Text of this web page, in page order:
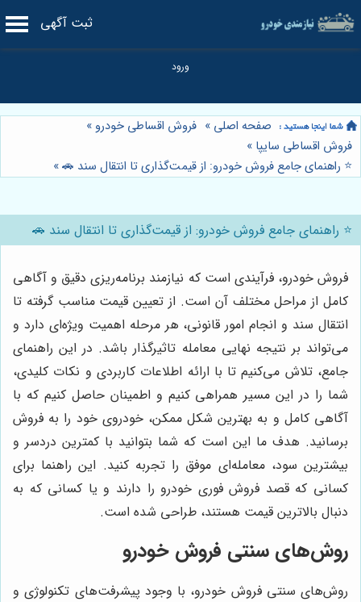
ثبت آگهی
صفحه اصلی » فروش اقساطی خودرو »
فروش اقساطی سایپا »
⭐️ راهنمای جامع فروش خودرو: از قیمت‌گذاری تا انتقال سند 🚗»
⭐️ راهنمای جامع فروش خودرو: از قیمت‌گذاری تا انتقال سند 🚗
فروش خودرو، فرآیندی است که نیازمند برنامه‌ریزی دقیق و آگاهی
کامل از مراحل مختلف آن است. از تعیین قیمت مناسب گرفته تا
انتقال سند و انجام امور قانونی، هر مرحله اهمیت ویژه‌ای دارد و
می‌تواند بر نتیجه نهایی معامله تاثیرگذار باشد. در این راهنمای
جامع، تلاش می‌کنیم تا با ارائه اطلاعات کاربردی و نکات کلیدی،
شما را در این مسیر همراهی کنیم و اطمینان حاصل کنیم که با
آگاهی کامل و به بهترین شکل ممکن، خودروی خود را به فروش
برسانید. هدف ما این است که شما بتوانید با کمترین دردسر و
بیشترین سود، معامله‌ای موفق را تجربه کنید. این راهنما برای
کسانی که قصد فروش فوری خودرو را دارند و یا کسانی که به
دنبال بالاترین قیمت هستند، طراحی شده است.
روش‌های سنتی فروش خودرو
روش‌های سنتی فروش خودرو، با وجود پیشرفت‌های تکنولوژی و